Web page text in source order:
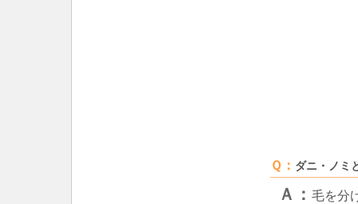
Ｑ： ダニ・ノミ
Ａ： 毛を分